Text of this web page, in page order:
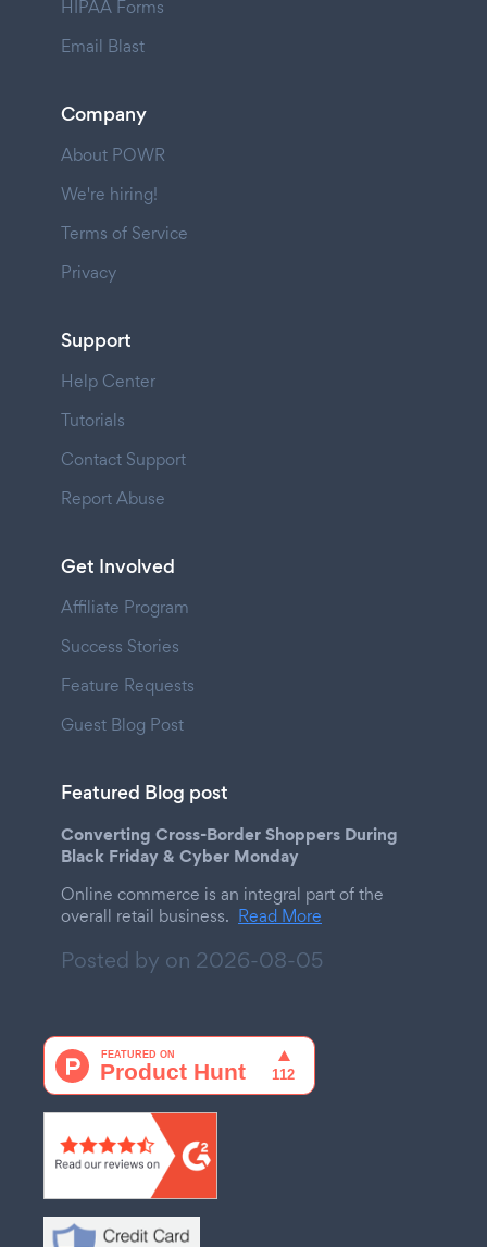
HIPAA Forms
Email Blast
Company
About POWR
We're hiring!
Terms of Service
Privacy
Support
Help Center
Tutorials
Contact Support
Report Abuse
Get Involved
Affiliate Program
Success Stories
Feature Requests
Guest Blog Post
Featured Blog post
Converting Cross-Border Shoppers During
Black Friday & Cyber Monday
Online commerce is an integral part of the
overall retail business. Read More
Posted by on 2026-08-05